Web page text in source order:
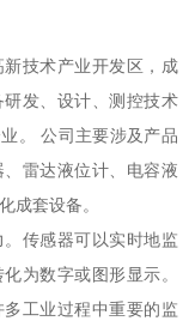
技术产业开发区，成
发、设计、测控技术
。 公司主要涉及产品
雷达液位计、电容液
成套设备。
传感器可以实时地监
为数字或图形显示。
工业过程中重要的监